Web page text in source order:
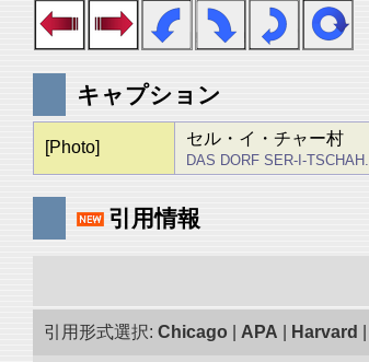
キャプション
[Photo] セル・イ・チャー村
DAS DORF SER-I-TSCHAH.
引用情報
引用形式選択: Chicago APA Harvard